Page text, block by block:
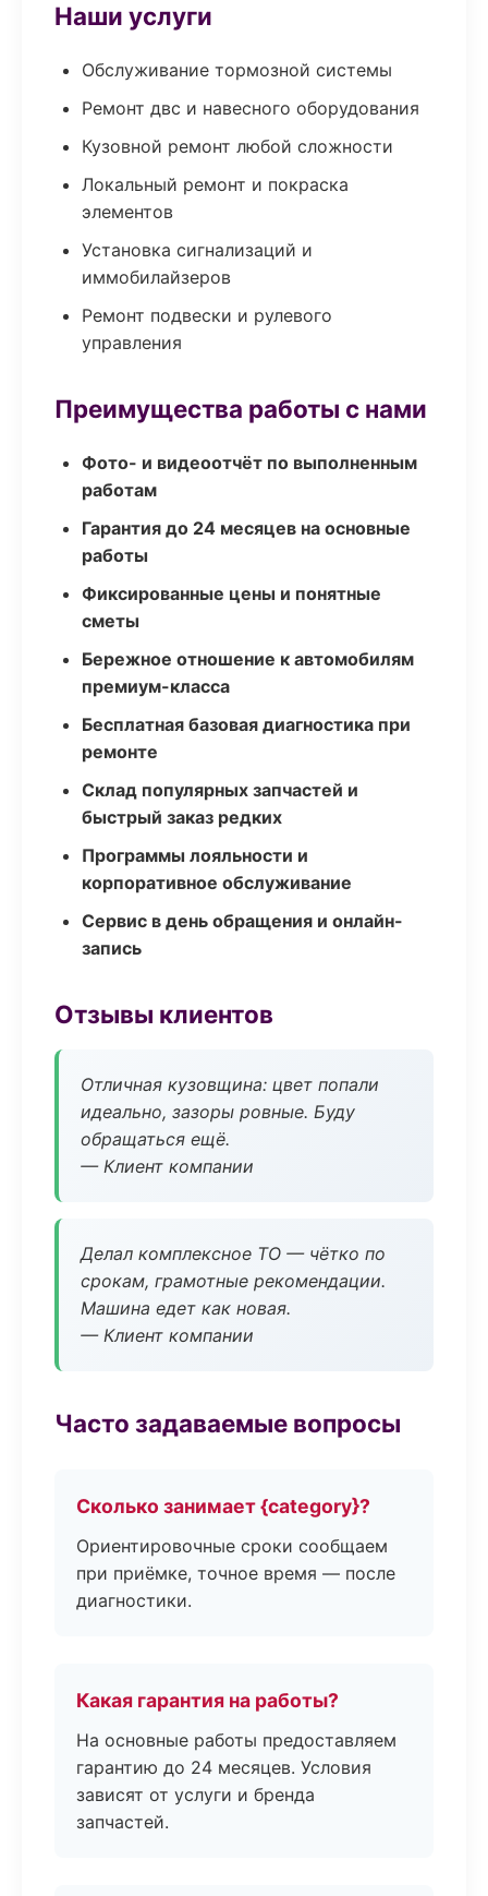
Наши услуги
Обслуживание тормозной системы
Ремонт двс и навесного оборудования
Кузовной ремонт любой сложности
Локальный ремонт и покраска
элементов
Установка сигнализаций и
иммобилайзеров
Ремонт подвески и рулевого
управления
Преимущества работы с нами
Фото- и видеоотчёт по выполненным
работам
Гарантия до 24 месяцев на основные
работы
Фиксированные цены и понятные
сметы
Бережное отношение к автомобилям
премиум-класса
Бесплатная базовая диагностика при
ремонте
Склад популярных запчастей и
быстрый заказ редких
Программы лояльности и
корпоративное обслуживание
Сервис в день обращения и онлайн-
запись
Отзывы клиентов
Отличная кузовщина: цвет попали
идеально, зазоры ровные. Буду
обращаться ещё.
— Клиент компании
Делал комплексное ТО — чётко по
срокам, грамотные рекомендации.
Машина едет как новая.
— Клиент компании
Часто задаваемые вопросы
Сколько занимает {category}?
Ориентировочные сроки сообщаем
при приёмке, точное время — после
диагностики.
Какая гарантия на работы?
На основные работы предоставляем
гарантию до 24 месяцев. Условия
зависят от услуги и бренда
запчастей.